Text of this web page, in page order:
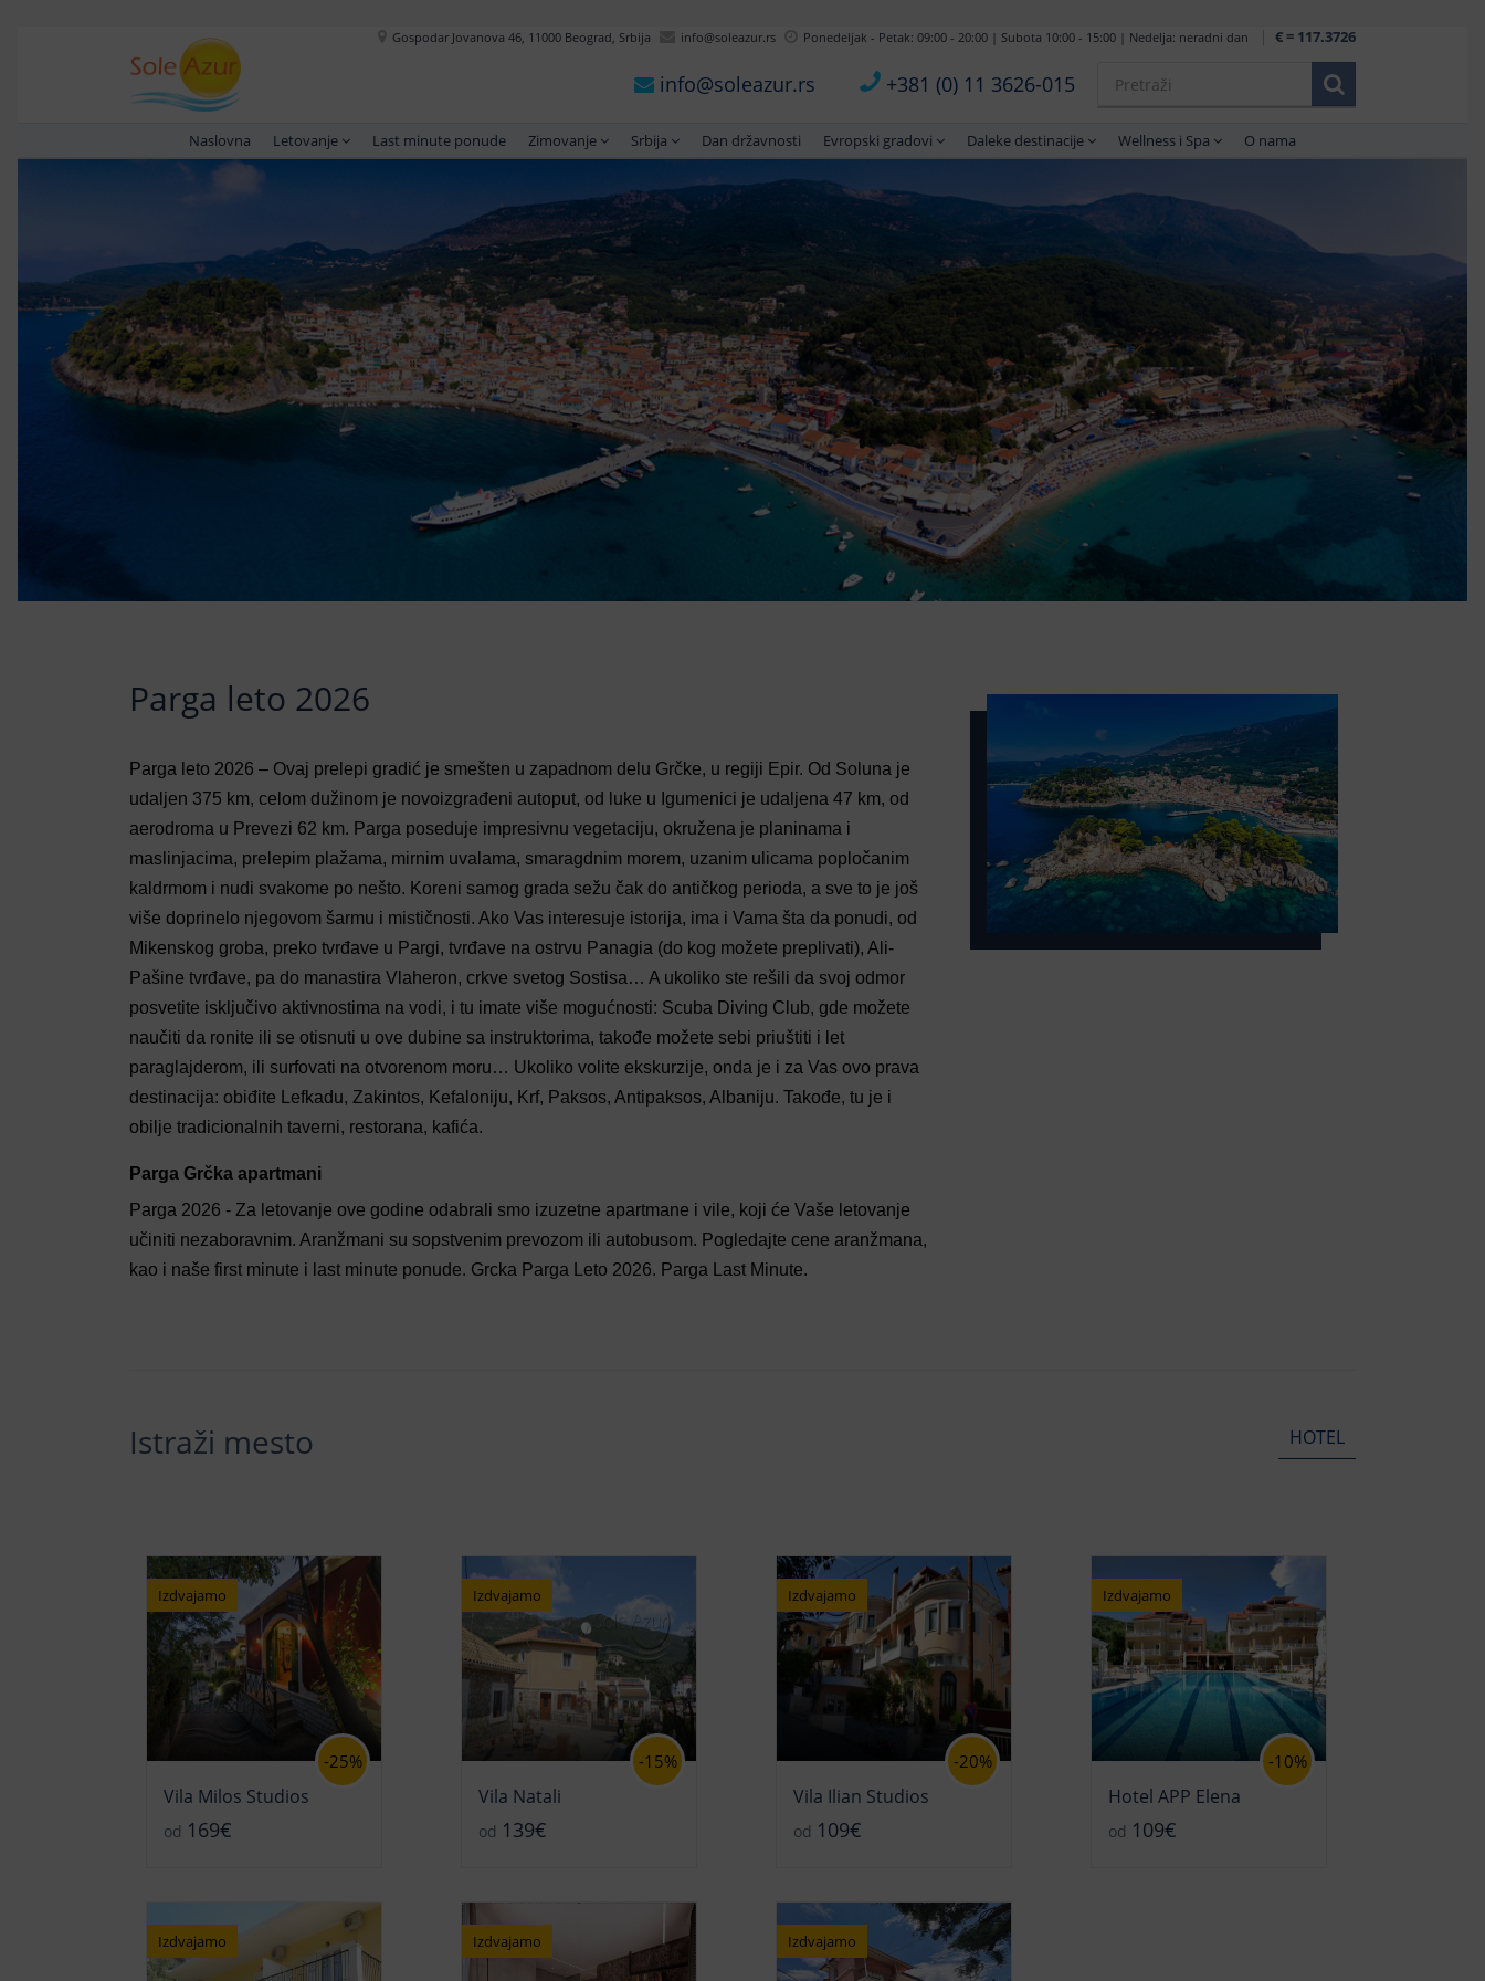
Gospodar Jovanova 46, 11000 Beograd, Srbija info@soleazur.rs Ponedeljak - Petak: 09:00 - 20:00 | Subota 10:00 - 15:00 | Nedelja: neradni dan € = 117.3726
info@soleazur.rs +381 (0) 11 3626-015
Naslovna Letovanje Last minute ponude Zimovanje Srbija Dan državnosti Evropski gradovi Daleke destinacije Wellness i Spa O nama
Parga leto 2026
Parga leto 2026 – Ovaj prelepi gradić je smešten u zapadnom delu Grčke, u regiji Epir. Od Soluna je
udaljen 375 km, celom dužinom je novoizgrađeni autoput, od luke u Igumenici je udaljena 47 km, od
aerodroma u Prevezi 62 km. Parga poseduje impresivnu vegetaciju, okružena je planinama i
maslinjacima, prelepim plažama, mirnim uvalama, smaragdnim morem, uzanim ulicama popločanim
kaldrmom i nudi svakome po nešto. Koreni samog grada sežu čak do antičkog perioda, a sve to je još
više doprinelo njegovom šarmu i mističnosti. Ako Vas interesuje istorija, ima i Vama šta da ponudi, od
Mikenskog groba, preko tvrđave u Pargi, tvrđave na ostrvu Panagia (do kog možete preplivati), Ali-
Pašine tvrđave, pa do manastira Vlaheron, crkve svetog Sostisa… A ukoliko ste rešili da svoj odmor
posvetite isključivo aktivnostima na vodi, i tu imate više mogućnosti: Scuba Diving Club, gde možete
naučiti da ronite ili se otisnuti u ove dubine sa instruktorima, takođe možete sebi priuštiti i let
paraglajderom, ili surfovati na otvorenom moru… Ukoliko volite ekskurzije, onda je i za Vas ovo prava
destinacija: obiđite Lefkadu, Zakintos, Kefaloniju, Krf, Paksos, Antipaksos, Albaniju. Takođe, tu je i
obilje tradicionalnih taverni, restorana, kafića.
Parga Grčka apartmani
Parga 2026 - Za letovanje ove godine odabrali smo izuzetne apartmane i vile, koji će Vaše letovanje
učiniti nezaboravnim. Aranžmani su sopstvenim prevozom ili autobusom. Pogledajte cene aranžmana,
kao i naše first minute i last minute ponude. Grcka Parga Leto 2026. Parga Last Minute.
Istraži mesto HOTEL
Izdvajamo
Vila Milos Studios
-25%
od 169€
Izdvajamo
Vila Natali
-15%
od 139€
Izdvajamo
Vila Ilian Studios
-20%
od 109€
Izdvajamo
Hotel APP Elena
-10%
od 109€
Izdvajamo Izdvajamo Izdvajamo